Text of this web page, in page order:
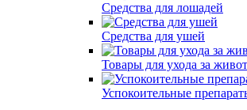
Средства для лошадей
Средства для ушей
Товары для ухода за
Успокоительные